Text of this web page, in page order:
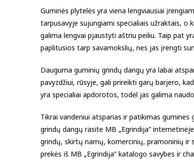
Guminės plytelės yra viena lengviausiai
tarpusavyje sujungiami specialiais užraktais,
galima lengvai pjaustyti aštriu peiliu. Taip pat
paplitusios tarp savamokslių, nes jas įrengti
Dauguma guminių grindų dangų yra labai
pavyzdžiui, rūsyje, gali prireikti garų barjero,
yra specialiai apdorotos, todėl jas galima
Tikrai vandeniui atsparias ir patikimas
grindų dangų rasite MB „Egrindija”
grindų, skirtų namų, komercinių, pramoninių ir
prekės iš MB „Egrindija” katalogo savybes ir